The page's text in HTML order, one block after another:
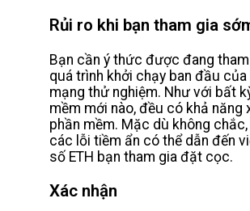
Rủi ro khi bạn tham gia
Bạn cần ý thức được đang
quá trình khởi chạy ban đầu
mạng thử nghiệm. Như với bất
mềm mới nào, đều có khả năng
phần mềm. Mặc dù không
các lỗi tiềm ẩn có thể dẫn đến
số ETH bạn tham gia đặt cọc.
Xác nhận